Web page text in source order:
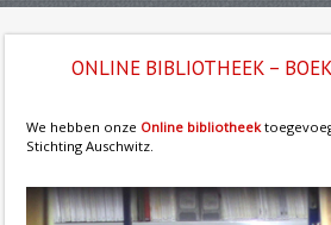
ONLINE BIBLIOTHEEK –
We hebben onze Online bibliotheek
Stichting Auschwitz.